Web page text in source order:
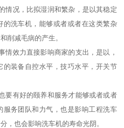
情况，比拟湿润和繁杂，是以其稳定
的洗车机，能够或者或者在这类繁杂
削减毛病的产生。
情效力直接影响商家的支出，是以，
的装备自控水平，技巧水平，开关节
要有好的颐养和服务才能够或者或者
服务团队和力气，也是影响工程洗车
，也会影响洗车机的寿命光阴。